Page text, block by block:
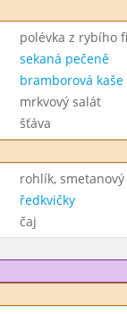
polévka z rybího
sekaná pečeně
bramborová kaše
mrkvový salát
šťáva
rohlík,
ředkvičky
čaj